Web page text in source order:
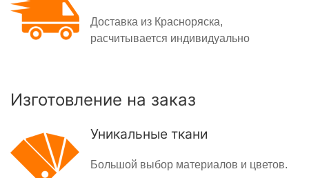
Доставка из Красноряска,
расчитывается индивидуально
Изготовление на заказ
Уникальные ткани
Большой выбор материалов и цветов.